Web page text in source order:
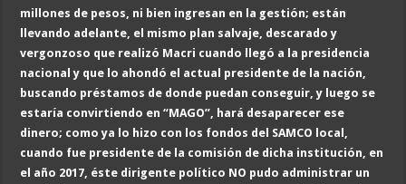
millones de pesos, ni bien ingresan en la gestión; están
llevando adelante, el mismo plan salvaje, descarado y
vergonzoso que realizó Macri cuando llegó a la presidencia
nacional y que lo ahondó el actual presidente de la nación,
buscando préstamos de donde puedan conseguir, y luego se
estaría convirtiendo en “MAGO”, hará desaparecer ese
dinero; como ya lo hizo con los fondos del SAMCO local,
cuando fue presidente de la comisión de dicha institución, en
el año 2017, éste dirigente político NO pudo administrar un